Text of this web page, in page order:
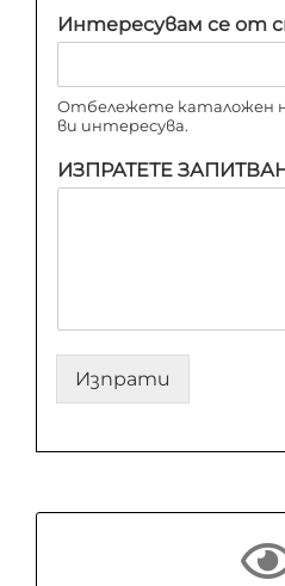
Интересувам се от
Отбележете каталожен
ви интересува.
ИЗПРАТЕТЕ
Изпрати